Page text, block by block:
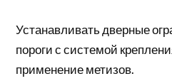
Устанавливать дверные
пороги с системой
применение метизов.